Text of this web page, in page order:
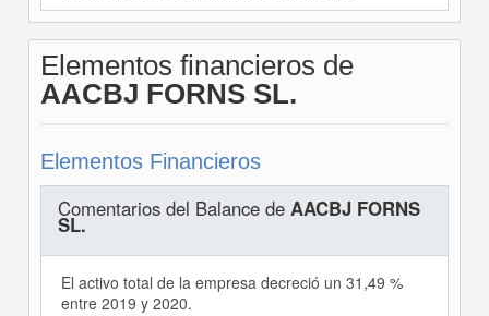
Elementos financieros de
AACBJ FORNS SL.
Elementos Financieros
Comentarios del Balance de AACBJ FORNS
SL.
El activo total de la empresa decreció un 31,49 %
entre 2019 y 2020.